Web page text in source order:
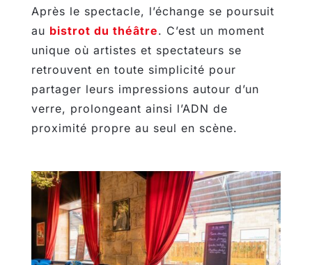
Après le spectacle, l’échange se poursuit
au bistrot du théâtre. C’est un moment
unique où artistes et spectateurs se
retrouvent en toute simplicité pour
partager leurs impressions autour d’un
verre, prolongeant ainsi l’ADN de
proximité propre au seul en scène.